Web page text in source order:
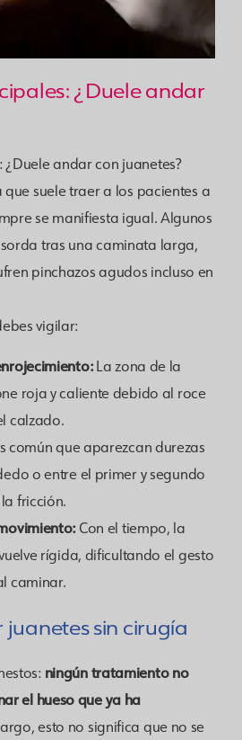
¿Duele andar
andar con juanetes?
que suele traer a los pacientes a
se manifiesta igual. Algunos
tras una caminata larga,
pinchazos agudos incluso en
vigilar:
La zona de la
roja y caliente debido al roce
calzado.
común que aparezcan durezas
o entre el primer y segundo
fricción.
Con el tiempo, la
rígida, dificultando el gesto
caminar.
sin cirugía
ningún tratamiento no
el hueso que ya ha
esto no significa que no se